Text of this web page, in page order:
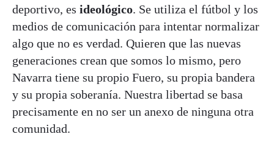
deportivo, es ideológico. Se utiliza el fútbol y los
medios de comunicación para intentar normalizar
algo que no es verdad. Quieren que las nuevas
generaciones crean que somos lo mismo, pero
Navarra tiene su propio Fuero, su propia bandera
y su propia soberanía. Nuestra libertad se basa
precisamente en no ser un anexo de ninguna otra
comunidad.